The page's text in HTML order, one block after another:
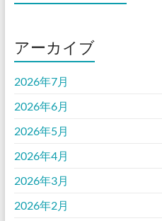
アーカイブ
2026年7月
2026年6月
2026年5月
2026年4月
2026年3月
2026年2月